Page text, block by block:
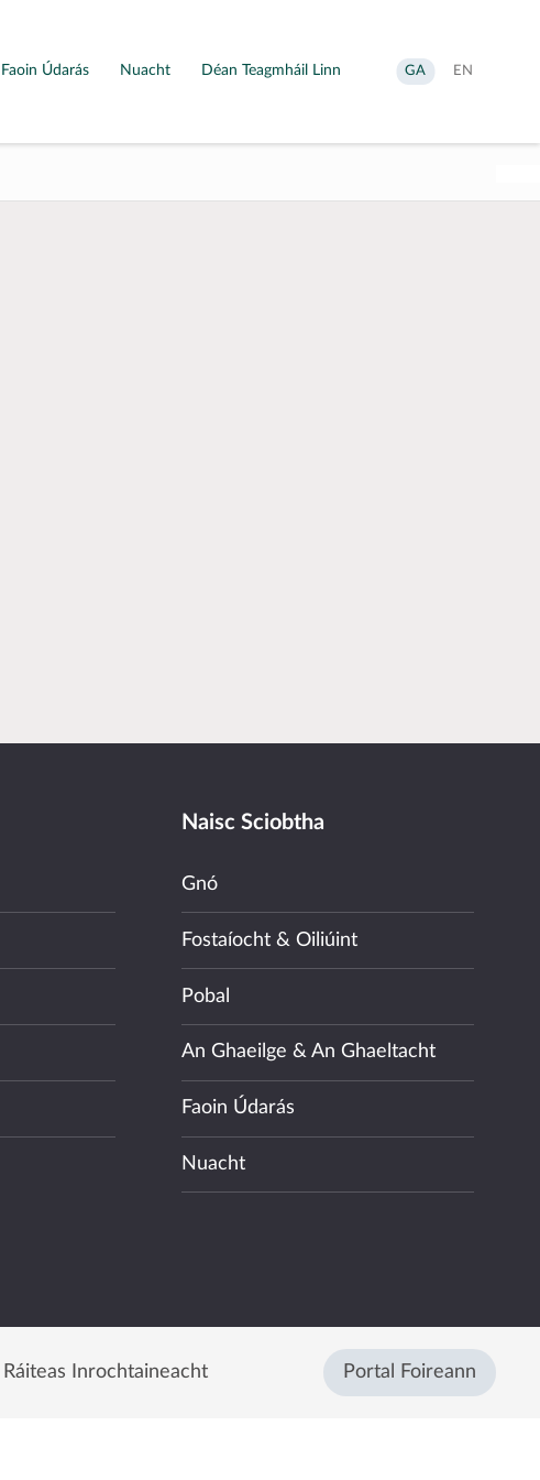
Faoin Údarás Nuacht Déan Teagmháil Linn
Aistrigh
go
GA
Change
EN
Naisc Sciobtha
Gnó
Fostaíocht & Oiliúint
Pobal
An Ghaeilge & An Ghaeltacht
Faoin Údarás
Nuacht
Ráiteas Inrochtaineacht Portal Foireann